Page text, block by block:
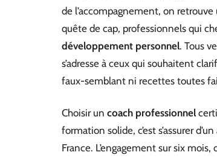
de l’accompagnement, on
quête de cap, professionnels qui
développement personnel. Tous
s’adresse à ceux qui souhaitent
faux-semblant ni recettes toutes
Choisir un coach professionnel
formation solide, c’est s’assurer
France. L’engagement sur six